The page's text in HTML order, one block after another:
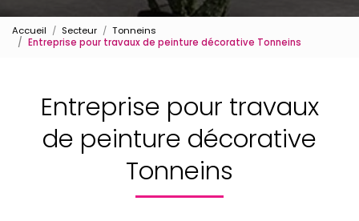
Accueil Secteur
Tonneins
Entreprise pour travaux de peinture décorative Tonneins
Entreprise pour travaux
de peinture décorative
Tonneins